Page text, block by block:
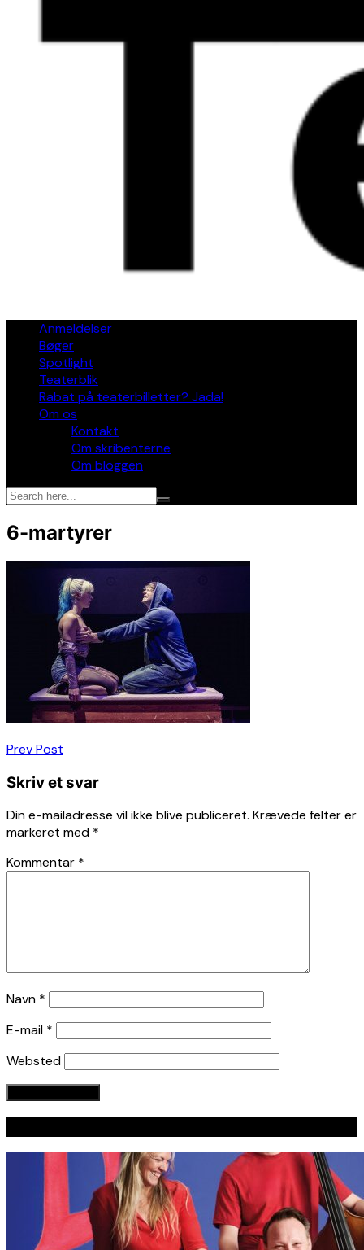
Anmeldelser
Bøger
Spotlight
Teaterblik
Rabat på teaterbilletter? Jada!
Om os
Kontakt
Om skribenterne
Om bloggen
6-martyrer
Indlægsnavigation
Prev Post
Skriv et svar
Din e-mailadresse vil ikke blive publiceret. Krævede felter er
markeret med *
Kommentar *
Navn *
E-mail *
Websted